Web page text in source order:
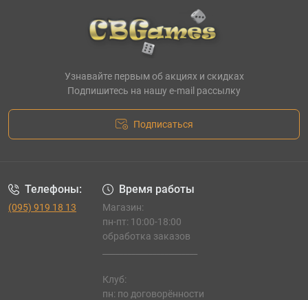
Узнавайте первым об акциях и скидках
Подпишитесь на нашу e-mail рассылку
Подписаться
Телефоны:
(095) 919 18 13
Время работы
Магазин:
пн-пт: 10:00-18:00
обработка заказов
Клуб:
пн: по договорённости